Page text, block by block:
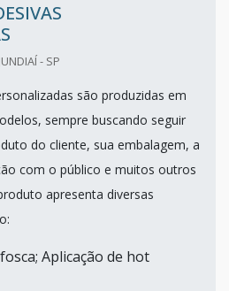
- SP
são produzidas em
sempre buscando seguir
do cliente, sua embalagem, a
com o público e muitos outros
apresenta diversas
Aplicação de hot